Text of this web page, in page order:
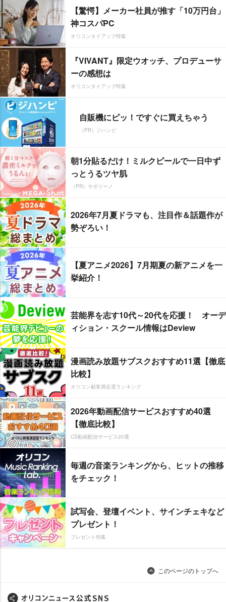
【驚愕】メーカー社員が推す「10万円台」
神コスパPC
オリコンタイアップ特集
『VIVANT』限定ウオッチ、プロデューサ
ーの感想は
オリコンタイアップ特集
自販機にピッ！ですぐに買えちゃう
（PR）ジハンピ
朝1分貼るだけ！ミルクピールで一日中ず
っとうるツヤ肌
（PR）サボリーノ
2026年7月夏ドラマも、注目作＆話題作が
勢ぞろい！
【夏アニメ2026】7月期夏の新アニメを一
挙紹介！
芸能界を志す10代～20代を応援！ オーデ
ィション・スクール情報はDeview
漫画読み放題サブスクおすすめ11選【徹底
比較】
オリコン顧客満足度ランキング
2026年動画配信サービスおすすめ40選
【徹底比較】
CS動画配信サービス20選
毎週の音楽ランキングから、ヒットの推移
をチェック！
試写会、登壇イベント、サインチェキなど
プレゼント！
プレゼント特集
このページのトップへ